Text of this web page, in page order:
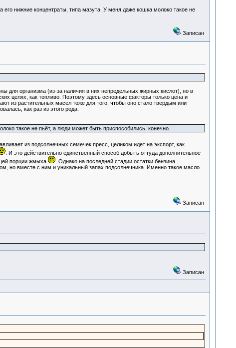
нижние концентраты, типа мазута. У меня даже кошка молоко такое не
Записан
для организма (из-за наличия в них непредельных жирных кислот), но в
целях, как топливо. Поэтому здесь основные факторы только цена и
из растительных масел тоже для того, чтобы оно стало твердым или
как раз из этого рода.
такое не пьёт, а люди может быть приспособились, конечно.
из подсолнечных семечек пресс, целиком идет на экспорт, как
. И это действительно единственный способ добыть оттуда дополнительное
порции жмыха
. Однако на последней стадии остатки бензина
но вместе с ним и уникальный запах подсолнечника. Именно такое масло
Записан
Записан